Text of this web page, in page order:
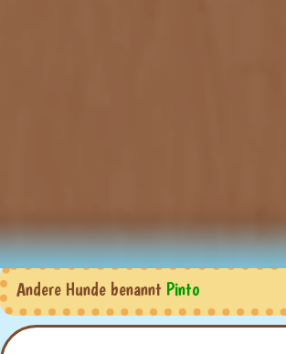
Andere Hunde benannt Pinto